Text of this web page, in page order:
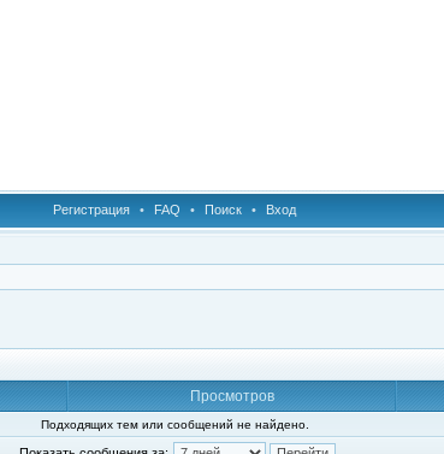
Регистрация • FAQ • Поиск • Вход
Просмотров
Подходящих тем или сообщений не найдено.